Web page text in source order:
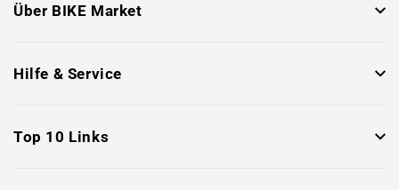
Über BIKE Market
Hilfe & Service
Top 10 Links